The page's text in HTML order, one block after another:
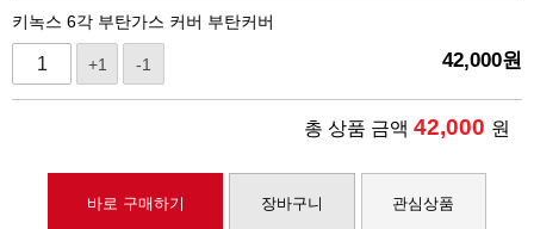
키녹스 6각 부탄가스 커버 부탄커버
+1 -1 42,000원
총 상품 금액 42,000 원
바로 구매하기 장바구니 관심상품